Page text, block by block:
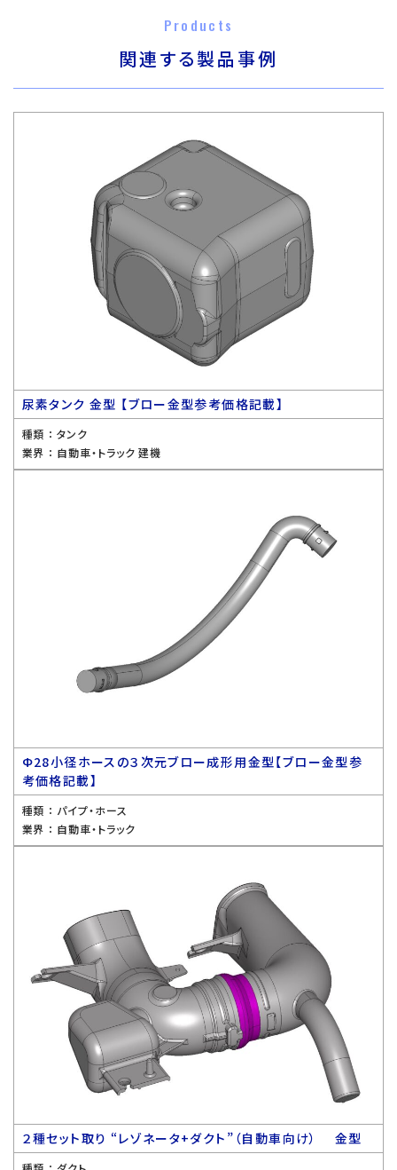
Products
関連する製品事例
尿素タンク 金型 【ブロー金型参考価格記載】
種類 ： タンク
業界 ： 自動車・トラック 建機
Ф28小径ホースの３次元ブロー成形用金型【ブロー金型参
考価格記載】
種類 ： パイプ・ホース
業界 ： 自動車・トラック
２種セット取り “レゾネータ+ダクト”（自動車向け） 金型